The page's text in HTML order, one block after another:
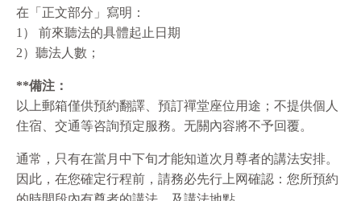
在「正⽂部分」寫明：
1） 前來聽法的具體起⽌⽇期
2）聽法⼈數；
**備注：
以上郵箱僅供預約翻譯、預訂禪堂座位⽤途；不提供個⼈
住宿、交通等咨詢預定服務。⽆關內容將不予回覆。
通常，只有在當⽉中下旬才能知道次⽉尊者的講法安排。
因此，在您確定⾏程前，請務必先⾏上⽹確認：您所預約